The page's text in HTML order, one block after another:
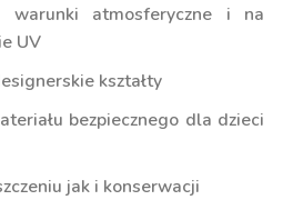
warunki atmosferyczne i na
UV
kształty
bezpiecznego dla dzieci
jak i konserwacji